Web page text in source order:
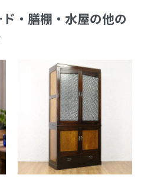
・膳棚・水屋の他の